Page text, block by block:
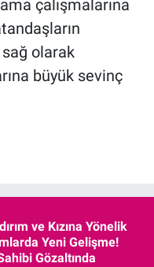
çalışmalarına
sağ olarak
büyük sevinç
ve Kızına Yönelik
Yeni Gelişme!
Gözaltında